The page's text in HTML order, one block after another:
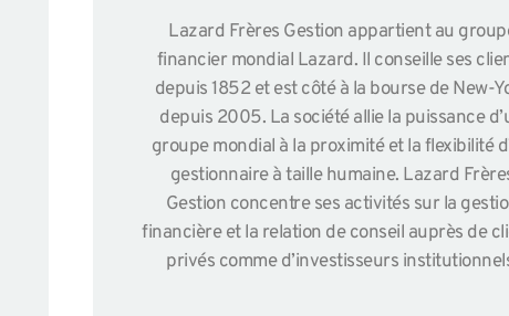
Lazard Frères Gestion appartient au
financier mondial Lazard. Il conseille ses
depuis 1852 et est côté à la bourse de New-
depuis 2005. La société allie la puissance
groupe mondial à la proximité et la flexibilité
gestionnaire à taille humaine. Lazard
Gestion concentre ses activités sur la
financière et la relation de conseil auprès de
privés comme d’investisseurs